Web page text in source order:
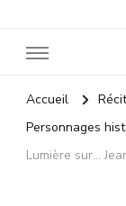
Accueil
Personnages
Lumière sur…